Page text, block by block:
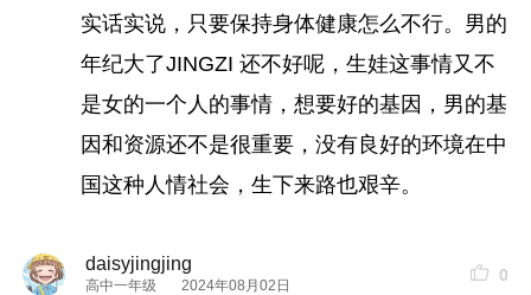
实话实说，只要保持身体健康怎么不行。男的
年纪大了JINGZI 还不好呢，生娃这事情又不
是女的一个人的事情，想要好的基因，男的基
因和资源还不是很重要，没有良好的环境在中
国这种人情社会，生下来路也艰辛。
daisyjingjing
高中一年级 2024年08月02日
0